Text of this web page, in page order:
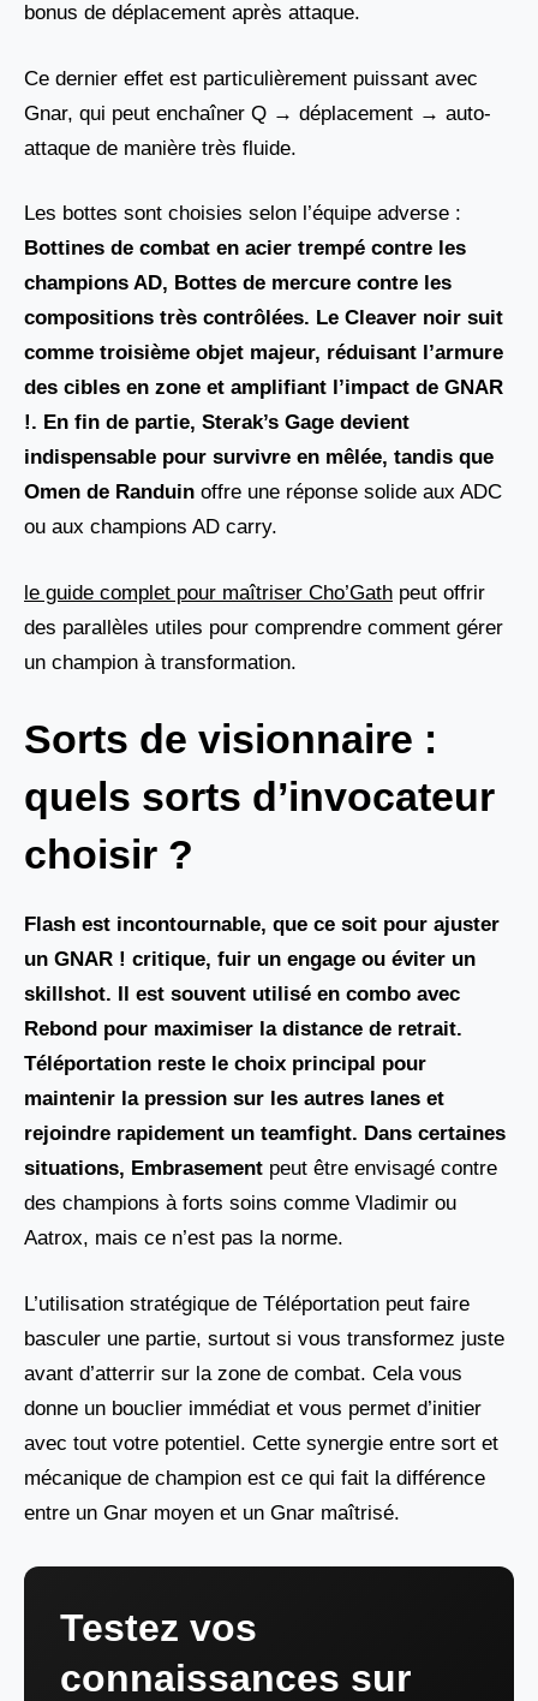
bonus de déplacement après attaque.
Ce dernier effet est particulièrement puissant avec
Gnar, qui peut enchaîner Q → déplacement → auto-
attaque de manière très fluide.
Les bottes sont choisies selon l’équipe adverse :
Bottines de combat en acier trempé contre les
champions AD, Bottes de mercure contre les
compositions très contrôlées. Le Cleaver noir suit
comme troisième objet majeur, réduisant l’armure
des cibles en zone et amplifiant l’impact de GNAR
!. En fin de partie, Sterak’s Gage devient
indispensable pour survivre en mêlée, tandis que
Omen de Randuin offre une réponse solide aux ADC
ou aux champions AD carry.
le guide complet pour maîtriser Cho’Gath peut offrir
des parallèles utiles pour comprendre comment gérer
un champion à transformation.
Sorts de visionnaire :
quels sorts d’invocateur
choisir ?
Flash est incontournable, que ce soit pour ajuster
un GNAR ! critique, fuir un engage ou éviter un
skillshot. Il est souvent utilisé en combo avec
Rebond pour maximiser la distance de retrait.
Téléportation reste le choix principal pour
maintenir la pression sur les autres lanes et
rejoindre rapidement un teamfight. Dans certaines
situations, Embrasement peut être envisagé contre
des champions à forts soins comme Vladimir ou
Aatrox, mais ce n’est pas la norme.
L’utilisation stratégique de Téléportation peut faire
basculer une partie, surtout si vous transformez juste
avant d’atterrir sur la zone de combat. Cela vous
donne un bouclier immédiat et vous permet d’initier
avec tout votre potentiel. Cette synergie entre sort et
mécanique de champion est ce qui fait la différence
entre un Gnar moyen et un Gnar maîtrisé.
Testez vos
connaissances sur